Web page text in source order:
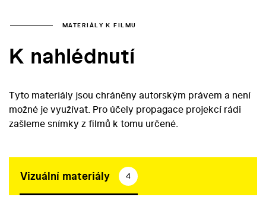
MATERIÁLY K FILMU
K nahlédnutí
Tyto materiály jsou chráněny autorským právem a není
možné je využívat. Pro účely propagace projekcí rádi
zašleme snímky z filmů k tomu určené.
Vizuální materiály 4